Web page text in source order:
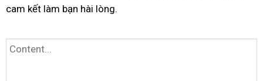
cam kết làm bạn hài lòng.